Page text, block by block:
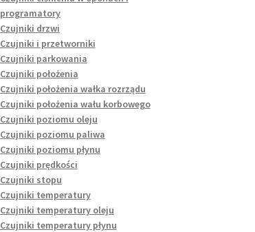
programatory
Czujniki drzwi
Czujniki i przetworniki
Czujniki parkowania
Czujniki położenia
Czujniki położenia wałka rozrządu
Czujniki położenia wału korbowego
Czujniki poziomu oleju
Czujniki poziomu paliwa
Czujniki poziomu płynu
Czujniki prędkości
Czujniki stopu
Czujniki temperatury
Czujniki temperatury oleju
Czujniki temperatury płynu